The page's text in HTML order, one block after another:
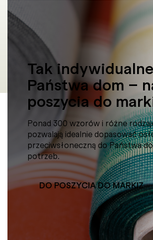
Tak
Państwa dom –
poszycia do
Ponad 300 wzorów i różne
pozwalają idealnie dopasować
przeciwsłoneczną do Państwa
potrzeb.
DO POSZYCIA DO MARKIZ